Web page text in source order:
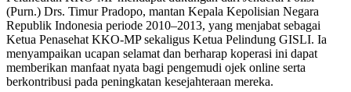
(Purn.) Drs. Timur Pradopo, mantan Kepala Kepolisian Negara
Republik Indonesia periode 2010–2013, yang menjabat sebagai
Ketua Penasehat KKO-MP sekaligus Ketua Pelindung GISLI. Ia
menyampaikan ucapan selamat dan berharap koperasi ini dapat
memberikan manfaat nyata bagi pengemudi ojek online serta
berkontribusi pada peningkatan kesejahteraan mereka.